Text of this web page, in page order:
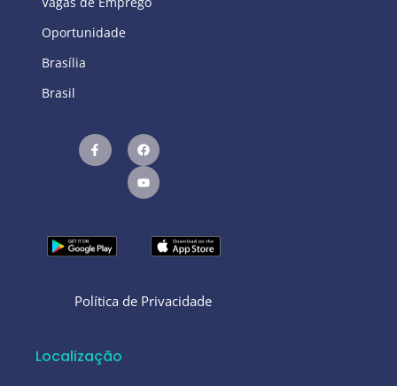
Oportunidade
Brasília
Brasil
Política de Privacidade
Localização